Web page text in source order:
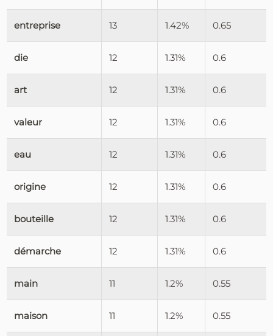
entreprise 13 1.42% 0.65
die 12 1.31% 0.6
art 12 1.31% 0.6
valeur 12 1.31% 0.6
eau 12 1.31% 0.6
origine 12 1.31% 0.6
bouteille 12 1.31% 0.6
démarche 12 1.31% 0.6
main 11 1.2% 0.55
maison 11 1.2% 0.55